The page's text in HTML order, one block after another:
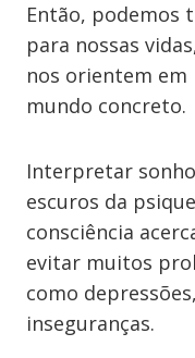
Então, podemos
para nossas
nos orientem em
mundo concreto.
Interpretar
escuros da
consciência
evitar muitos
como
inseguranças.